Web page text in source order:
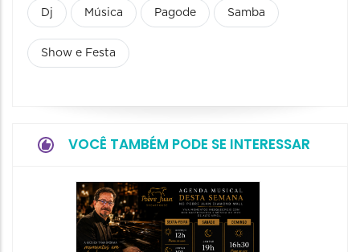
Dj Música Pagode Samba
Show e Festa
VOCÊ TAMBÉM PODE SE INTERESSAR